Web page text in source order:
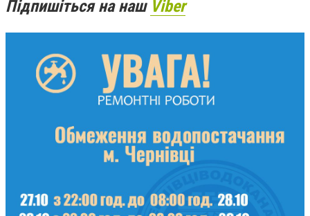
Підпишіться на наш Viber